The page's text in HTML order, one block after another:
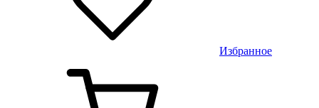
Избранное